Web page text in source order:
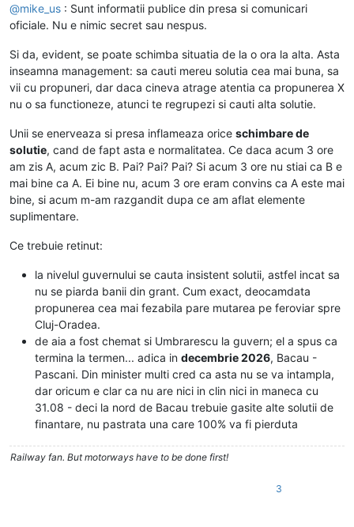
@mike_us : Sunt informatii publice din presa si comunicari
oficiale. Nu e nimic secret sau nespus.
Si da, evident, se poate schimba situatia de la o ora la alta. Asta
inseamna management: sa cauti mereu solutia cea mai buna, sa
vii cu propuneri, dar daca cineva atrage atentia ca propunerea X
nu o sa functioneze, atunci te regrupezi si cauti alta solutie.
Unii se enerveaza si presa inflameaza orice schimbare de
solutie, cand de fapt asta e normalitatea. Ce daca acum 3 ore
am zis A, acum zic B. Pai? Pai? Pai? Si acum 3 ore nu stiai ca B e
mai bine ca A. Ei bine nu, acum 3 ore eram convins ca A este mai
bine, si acum m-am razgandit dupa ce am aflat elemente
suplimentare.
Ce trebuie retinut:
la nivelul guvernului se cauta insistent solutii, astfel incat sa
nu se piarda banii din grant. Cum exact, deocamdata
propunerea cea mai fezabila pare mutarea pe feroviar spre
Cluj-Oradea.
de aia a fost chemat si Umbrarescu la guvern; el a spus ca
termina la termen... adica in decembrie 2026, Bacau -
Pascani. Din minister multi cred ca asta nu se va intampla,
dar oricum e clar ca nu are nici in clin nici in maneca cu
31.08 - deci la nord de Bacau trebuie gasite alte solutii de
finantare, nu pastrata una care 100% va fi pierduta
Railway fan. But motorways have to be done first!
3